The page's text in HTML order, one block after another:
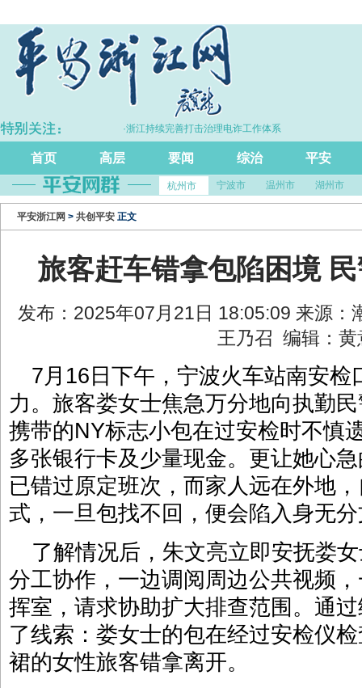
·浙江持续完善打击治理电诈工作体系
首页 高层 要闻 综治 平安
杭州市 宁波市 温州市 湖州市
平安浙江网 > 共创平安 正文
旅客赶车错拿包陷困境
发布：2025年07月21日 18:05:09 来源
王乃召 编辑：
7月16日下午，宁波火车站南安
力。旅客娄女士焦急万分地向执勤
携带的NY标志小包在过安检时不慎
多张银行卡及少量现金。更让她心
已错过原定班次，而家人远在外地
式，一旦包找不回，便会陷入身无
了解情况后，朱文亮立即安抚娄
分工协作，一边调阅周边公共视频
挥室，请求协助扩大排查范围。通
了线索：娄女士的包在经过安检仪
裙的女性旅客错拿离开。